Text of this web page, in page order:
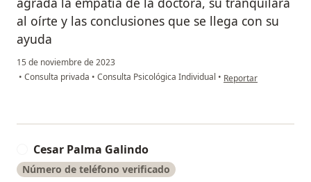
al oírte y las conclusiones que se llega con su
ayuda
15 de noviembre de 2023
• Consulta privada • Consulta Psicológica Individual • en opinión del
Reportar
Cesar Palma Galindo
Número de teléfono verificado